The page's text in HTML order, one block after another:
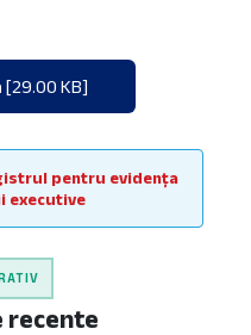
[29.00 KB]
pentru evidența
executive
recente